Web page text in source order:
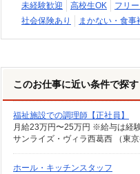
未経験歓迎
高校生OK フリ
社会保険あり
まかない・食事
このお仕事に近い条件で探す
福祉施設での調理師【正社員】
月給23万円〜25万円 ※給与は経
サンライズ・ヴィラ西葛西 （東
ホール・キッチンスタッフ